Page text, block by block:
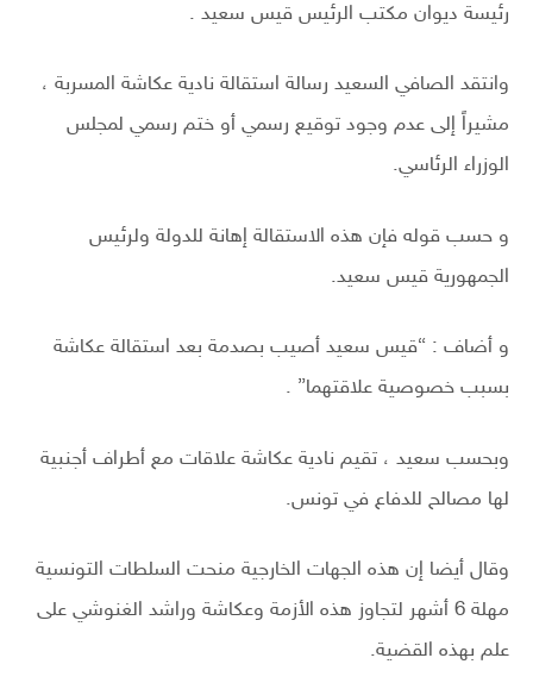
رئيسة ديوان مكتب الرئيس قيس سعيد .
وانتقد الصافي السعيد رسالة استقالة نادية عكاشة المسربة ،
مشيراً إلى عدم وجود توقيع رسمي أو ختم رسمي لمجلس
الوزراء الرئاسي.
و حسب قوله فإن هذه الاستقالة إهانة للدولة ولرئيس
الجمهورية قيس سعيد.
و أضاف : “قيس سعيد أصيب بصدمة بعد استقالة عكاشة
بسبب خصوصية علاقتهما” .
وبحسب سعيد ، تقيم نادية عكاشة علاقات مع أطراف أجنبية
لها مصالح للدفاع في تونس.
وقال أيضا إن هذه الجهات الخارجية منحت السلطات التونسية
مهلة 6 أشهر لتجاوز هذه الأزمة وعكاشة وراشد الغنوشي على
علم بهذه القضية.